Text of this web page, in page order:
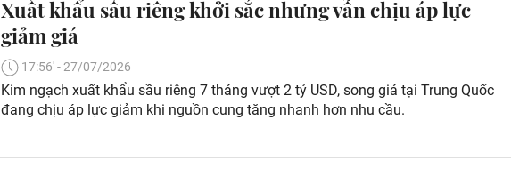
Xuất khẩu sầu riêng khởi sắc nhưng vẫn chịu áp lực
giảm giá
17:56' - 27/07/2026
Kim ngạch xuất khẩu sầu riêng 7 tháng vượt 2 tỷ USD, song giá tại Trung Quốc
đang chịu áp lực giảm khi nguồn cung tăng nhanh hơn nhu cầu.